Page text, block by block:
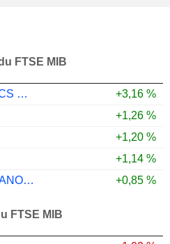
FTSE MIB
STMICROELECTRONICS N.V.
+3,16 %
+1,26 %
+1,20 %
+1,14 %
DAVIDE CAMPARI-MILANO N.V.
+0,85 %
FTSE MIB